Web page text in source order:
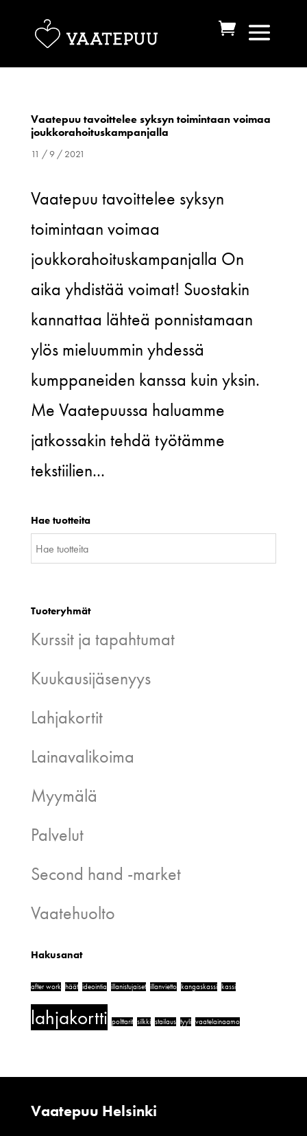
Vaatepuu tavoittelee syksyn toimintaan voimaa
joukkorahoituskampanjalla
11 / 9 / 2021
Vaatepuu tavoittelee syksyn
toimintaan voimaa
joukkorahoituskampanjalla On
aika yhdistää voimat! Suostakin
kannattaa lähteä ponnistamaan
ylös mieluummin yhdessä
kumppaneiden kanssa kuin yksin.
Me Vaatepuussa haluamme
jatkossakin tehdä työtämme
tekstiilien...
Hae tuotteita
Tuoteryhmät
Kurssit ja tapahtumat
Kuukausijäsenyys
Lahjakortit
Lainavalikoima
Myymälä
Palvelut
Second hand -market
Vaatehuolto
Hakusanat
after work häät ideointia illanistujaiset illanvietto kangaskassi kassi
lahjakortti polttarit silkki stailaus tyyli vaatelainaamo
Vaatepuu Helsinki